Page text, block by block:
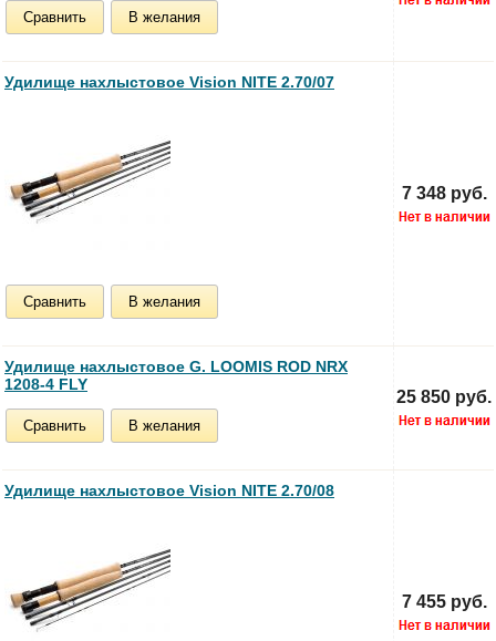
Сравнить В желания
Удилище нахлыстовое Vision NITE 2.70/07
Сравнить В желания
7 348 руб.
Удилище нахлыстовое G. LOOMIS ROD NRX
1208-4 FLY
Сравнить В желания
25 850 руб.
Удилище нахлыстовое Vision NITE 2.70/08
7 455 руб.